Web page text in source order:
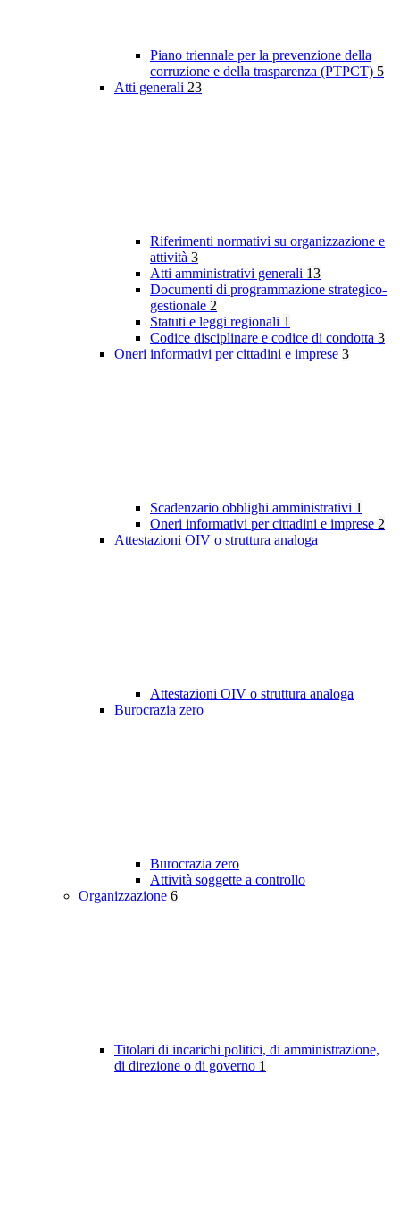
Piano triennale per la prevenzione della
corruzione e della trasparenza (PTPCT) 5
Atti generali 23
Riferimenti normativi su organizzazione e
attività 3
Atti amministrativi generali 13
Documenti di programmazione strategico-
gestionale 2
Statuti e leggi regionali 1
Codice disciplinare e codice di condotta 3
Oneri informativi per cittadini e imprese 3
Scadenzario obblighi amministrativi 1
Oneri informativi per cittadini e imprese 2
Attestazioni OIV o struttura analoga
Attestazioni OIV o struttura analoga
Burocrazia zero
Burocrazia zero
Attività soggette a controllo
Organizzazione 6
Titolari di incarichi politici, di amministrazione,
di direzione o di governo 1